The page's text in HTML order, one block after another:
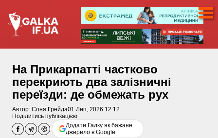
На Прикарпатті частково
перекриють два залізничні
переїзди: де обмежать рух
Автор: Соня Грейда01 Лип, 2026 12:12
Поділитись публікацією
Додати Галку як бажане
джерело в Google